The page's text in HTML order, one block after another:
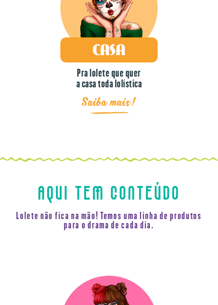
Pra lolete que quer
a casa toda lolística
Saiba mais!
AQUI TEM CONTEÚDO
Lolete não fica na mão! Temos uma linha de produtos
para o drama de cada dia.